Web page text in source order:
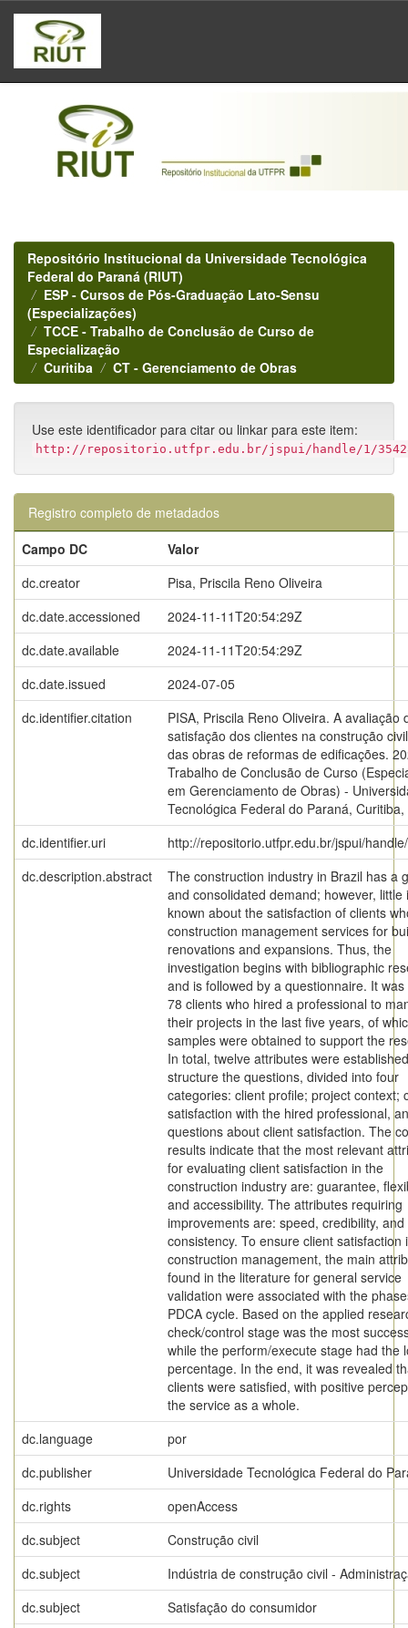
Skip
navigation
Repositório Institucional da Universidade Tecnológica
Federal do Paraná (RIUT)
ESP - Cursos de Pós-Graduação Lato-Sensu
(Especializações)
TCCE - Trabalho de Conclusão de Curso de
Especialização
Curitiba
CT - Gerenciamento de Obras
Use este identificador para citar ou linkar para este item:
http://repositorio.utfpr.edu.br/jspui/handle/1/
Registro completo de metadados
Campo DC
Valor
dc.creator
Pisa, Priscila Reno Oliveira
dc.date.accessioned
2024-11-11T20:54:29Z
dc.date.available
2024-11-11T20:54:29Z
dc.date.issued
2024-07-05
dc.identifier.citation
PISA, Priscila Reno Oliveira. A avaliação
satisfação dos clientes na construção
das obras de reformas de edificações.
Trabalho de Conclusão de Curso
em Gerenciamento de Obras) -
Tecnológica Federal do Paraná,
dc.identifier.uri
http://repositorio.utfpr.edu.br/jspui/
dc.description.abstract
The construction industry in Brazil has a
and consolidated demand; however, little
known about the satisfaction of clients
construction management services for
renovations and expansions. Thus, the
investigation begins with bibliographic
and is followed by a questionnaire. It
78 clients who hired a professional to
their projects in the last five years, of
samples were obtained to support the
In total, twelve attributes were
structure the questions, divided into four
categories: client profile; project context;
satisfaction with the hired professional,
questions about client satisfaction. The
results indicate that the most relevant
for evaluating client satisfaction in the
construction industry are: guarantee,
and accessibility. The attributes requiring
improvements are: speed, credibility, and
consistency. To ensure client satisfaction
construction management, the main
found in the literature for general service
validation were associated with the
PDCA cycle. Based on the applied
check/control stage was the most
while the perform/execute stage had the
percentage. In the end, it was revealed
clients were satisfied, with positive
the service as a whole.
dc.language
por
dc.publisher
Universidade Tecnológica Federal do
dc.rights
openAccess
dc.subject
Construção civil
dc.subject
Indústria de construção civil -
dc.subject
Satisfação do consumidor